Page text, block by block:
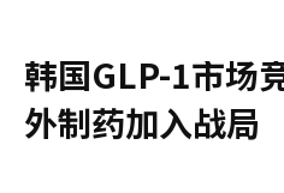
韩国GLP-1市场
外制药加入战局